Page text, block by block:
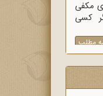
مکفی
کسی
مطلب